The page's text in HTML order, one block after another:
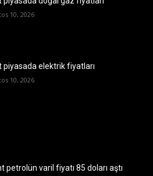
10, 2026
piyasada elektrik fiyatları
10, 2026
petrolün varil fiyatı 85 doları aştı